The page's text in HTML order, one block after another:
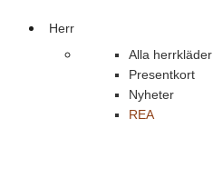
Herr
Alla herrkläder
Presentkort
Nyheter
REA